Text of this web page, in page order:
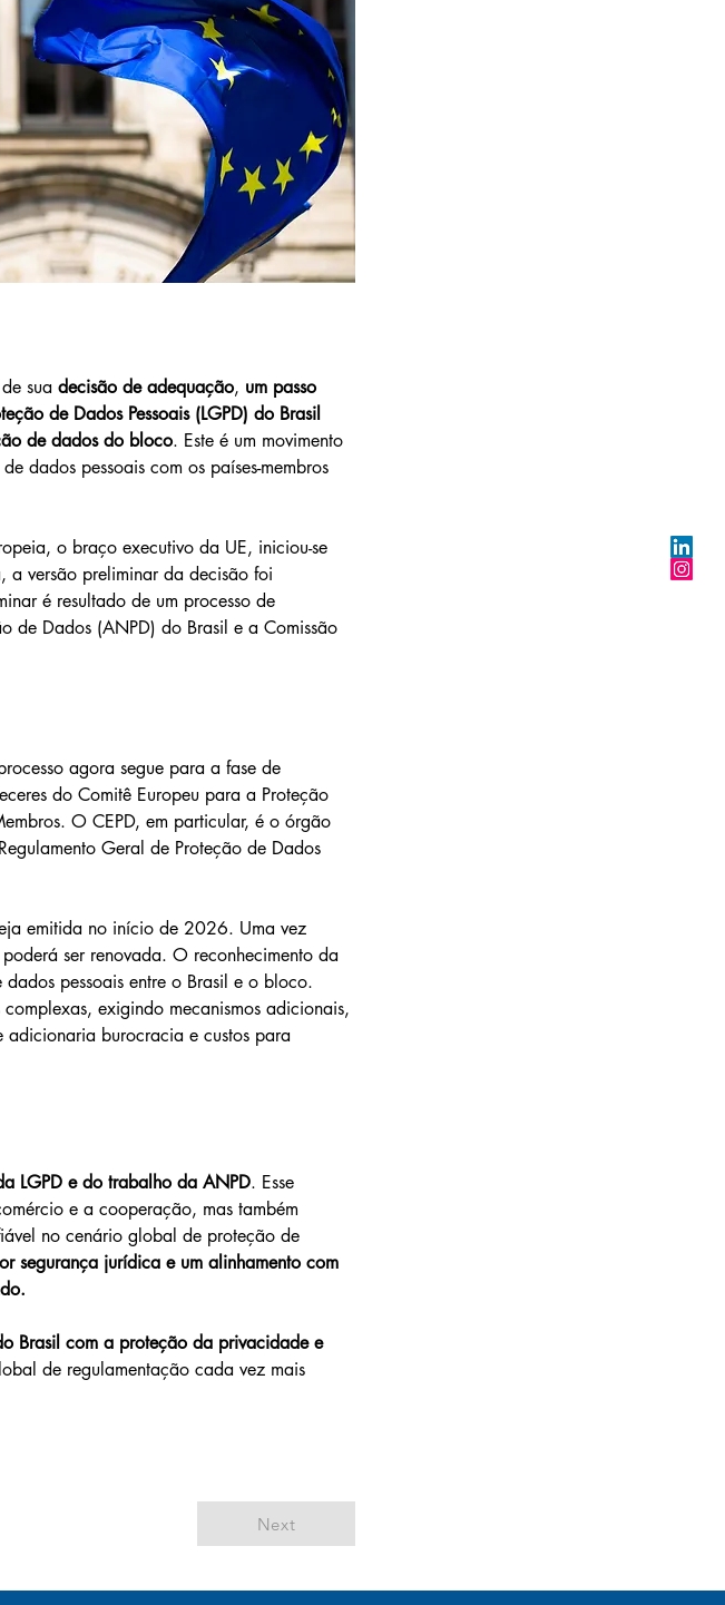
sua decisão de adequação, um passo
de Dados Pessoais (LGPD) do Brasil
de dados do bloco. Este é um movimento
dados pessoais com os países-membros
o braço executivo da UE, iniciou-se
versão preliminar da decisão foi
é resultado de um processo de
de Dados (ANPD) do Brasil e a Comissão
agora segue para a fase de
do Comitê Europeu para a Proteção
O CEPD, em particular, é o órgão
Geral de Proteção de Dados
emitida no início de 2026. Uma vez
ser renovada. O reconhecimento da
pessoais entre o Brasil e o bloco.
exigindo mecanismos adicionais,
adicionaria burocracia e custos para
LGPD e do trabalho da ANPD. Esse
e a cooperação, mas também
no cenário global de proteção de
segurança jurídica e um alinhamento com
Brasil com a proteção da privacidade e
de regulamentação cada vez mais
Next